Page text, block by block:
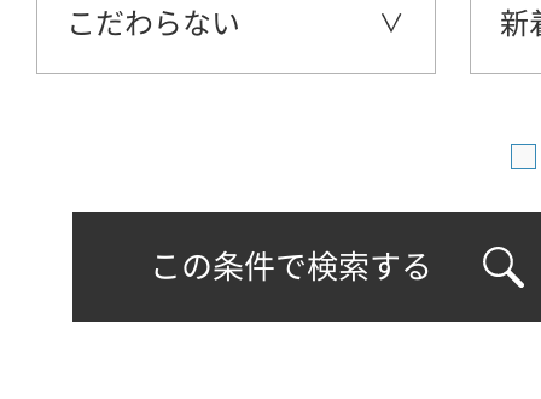
こだわらない 新
この条件で検索する